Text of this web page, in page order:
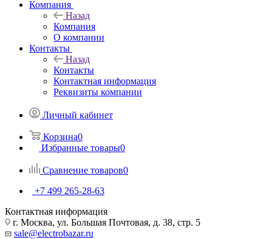
Компания
Назад
Компания
О компании
Контакты
Назад
Контакты
Контактная информация
Реквизиты компании
Личный кабинет
Корзина0
Избранные товары0
Сравнение товаров0
+7 499 265-28-63
Контактная информация
г. Москва, ул. Большая Почтовая, д. 38, стр. 5
sale@electrobazar.ru